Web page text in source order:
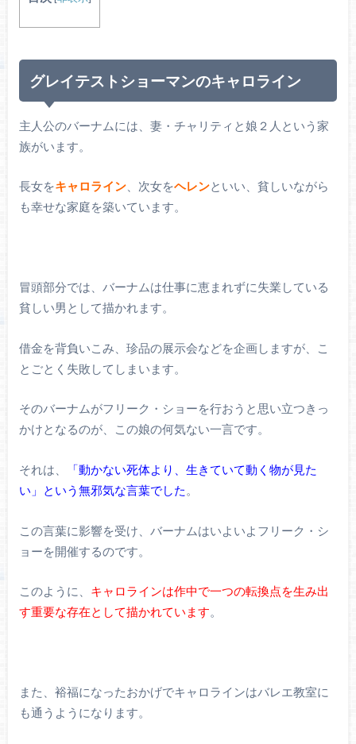
グレイテストショーマンのキャロライン
主人公のバーナムには、妻・チャリティと娘２人という家
族がいます。
長女をキャロライン、次女をヘレンといい、貧しいながら
も幸せな家庭を築いています。
冒頭部分では、バーナムは仕事に恵まれずに失業している
貧しい男として描かれます。
借金を背負いこみ、珍品の展示会などを企画しますが、こ
とごとく失敗してしまいます。
そのバーナムがフリーク・ショーを行おうと思い立つきっ
かけとなるのが、この娘の何気ない一言です。
それは、
「動かない死体より、生きていて動く物が見た
い」という無邪気な言葉でした 。
この言葉に影響を受け、バーナムはいよいよフリーク・シ
ョーを開催するのです。
このように、 キャロラインは作中で一つの転換点を生み出
す重要な存在として描かれています。
また、裕福になったおかげでキャロラインはバレエ教室に
も通うようになります。